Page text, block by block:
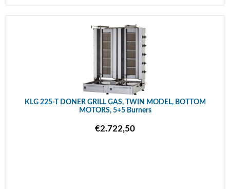
KLG 225-T DONER GRILL GAS, TWIN MODEL, BOTTOM
MOTORS, 5+5 Burners
€2.722,50